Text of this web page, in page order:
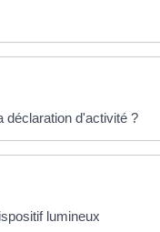
déclaration d'activité ?
lumineux